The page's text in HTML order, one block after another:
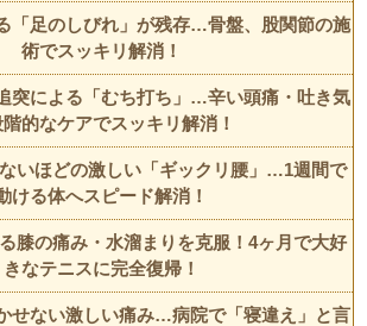
「足のしびれ」が残存…骨盤、股関節の施
術でスッキリ解消！
突による「むち打ち」…辛い頭痛・吐き気
的なケアでスッキリ解消！
いほどの激しい「ギックリ腰」…1週間で
ける体へスピード解消！
膝の痛み・水溜まりを克服！4ヶ月で大好
きなテニスに完全復帰！
せない激しい痛み…病院で「寝違え」と言